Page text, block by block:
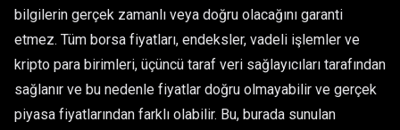
bilgilerin gerçek zamanlı veya doğru olacağını garanti
etmez. Tüm borsa fiyatları, endeksler, vadeli işlemler ve
kripto para birimleri, üçüncü taraf veri sağlayıcıları tarafından
sağlanır ve bu nedenle fiyatlar doğru olmayabilir ve gerçek
piyasa fiyatlarından farklı olabilir. Bu, burada sunulan